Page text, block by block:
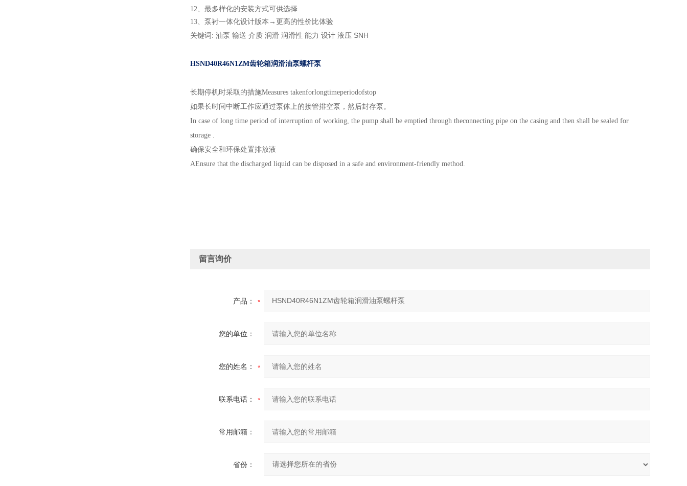
12、 最多样化的安装方式可供选择
13、 泵衬一体化设计版本 →更高的性价比体验
关键词: 油泵 输送 介质 润滑 润滑性 能力 设计 液压 SNH
HSND40R46N1ZM齿轮箱润滑油泵螺杆泵
长期停机时采取的措施Measures takenforlongtimeperiodofstop
如果长时间中断工作应通过泵体上的接管排空泵，然后封存泵。
In case of long time period of interruption of working, the pump shall be emptied through theconnecting pipe on the casing and then shall be sealed for
storage .
确保安全和环保处置排放液
AEnsure that the discharged liquid can be disposed in a safe and environment-friendly method.
留言询价
产品：
您的单位：
您的姓名：
联系电话：
常用邮箱：
省份：